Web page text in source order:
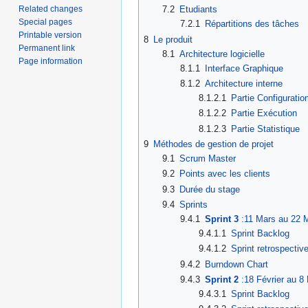
7.2
Etudiants
7.2.1 Répartitions des tâches
8 Le produit
8.1 Architecture logicielle
8.1.1
Interface Graphique
8.1.2 Architecture interne
8.1.2.1
Partie
8.1.2.2
Partie Exécution
8.1.2.3 Partie Statistique
9 Méthodes de gestion de projet
9.1 Scrum Master
9.2
Points avec les clients
9.3 Durée du stage
9.4 Sprints
9.4.1 Sprint 3 :11 Mars au 22
9.4.1.1 Sprint Backlog
9.4.1.2 Sprint retrospective
9.4.2 Burndown Chart
9.4.3 Sprint 2 :18 Février au 8
9.4.3.1 Sprint Backlog
Related changes
Special pages
Printable version
Permanent link
Page information